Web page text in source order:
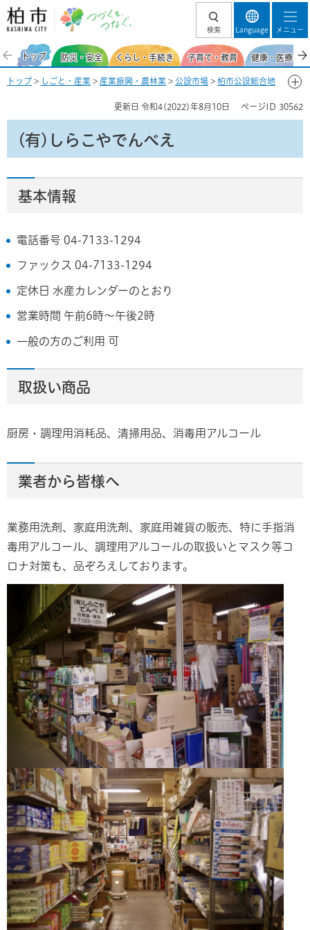
柏市 つづくを、
検索 Language メニュー
トップ 防災・安全 くらし・手続き 子育て・教育 健康・医療・
トップ > しごと・産業 > 産業振興・農林業 > 公設市場 > 柏市公設総合地
更新日 令和4(2022)年8月10日 ページID 30562
(有)しらこやでんべえ
基本情報
電話番号 04-7133-1294
ファックス 04-7133-1294
定休日 水産カレンダーのとおり
営業時間 午前6時～午後2時
一般の方のご利用 可
取扱い商品
厨房・調理用消耗品、清掃用品、消毒用アルコール
業者から皆様へ
業務用洗剤、家庭用洗剤、家庭用雑貨の販売、特に手指消
毒用アルコール、調理用アルコールの取扱いとマスク等コ
ロナ対策も、品ぞろえしております。